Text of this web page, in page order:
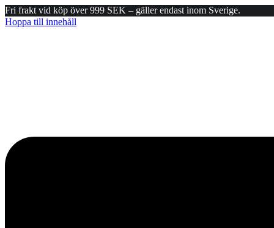
Fri frakt vid köp över 999 SEK – gäller endast inom Sverige.
Hoppa till innehåll